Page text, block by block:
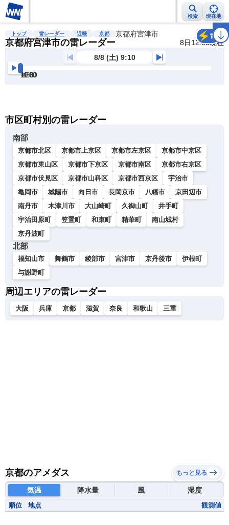
検索 現在地
雨雲レーダー 台風情報 地震情報 警報・注意報 2週間天気 ラ
トップ 雷レーダー 近畿 京都 京都府宮津市
京都府宮津市の雷レーダー 8日12:00現在
雷
8/8 (土) 9:10
9:30
10:00
10:30
11:00
11:30
12:00
市区町村別の雷レーダー
南部
京都市北区 京都市上京区 京都市左京区
京都市中京区
京都市東山区
京都市下京区 京都市南区
京都市右京区
京都市伏見区
京都市山科区 京都市西京区
宇治市
亀岡市
城陽市 向日市 長岡京市 八幡市
京田辺市
南丹市
木津川市 大山崎町 久御山町
井手町
宇治田原町
笠置町 和束町 精華町
南山城村
京丹波町
北部
福知山市 舞鶴市 綾部市 宮津市 京丹後市
伊根町
与謝野町
周辺エリアの雷レーダー
大阪 兵庫 京都 滋賀 奈良 和歌山 三重
京都のアメダス もっと見る
気温 降水量 風 湿度
順位 地点 観測値